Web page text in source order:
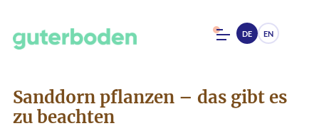
DE EN
Sanddorn pflanzen – das gibt es
zu beachten